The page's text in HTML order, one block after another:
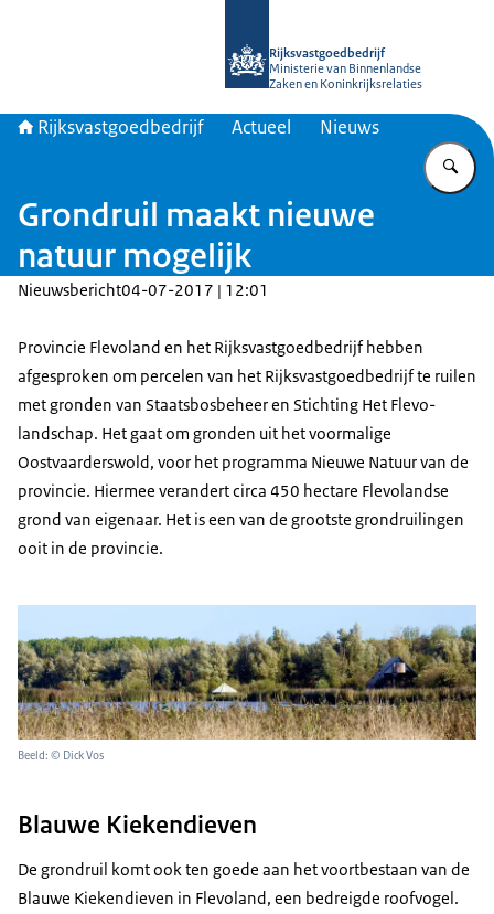
Rijksvastgoedbedrijf
Ministerie van Binnenlandse
Zaken en Koninkrijksrelaties
Rijksvastgoedbedrijf Actueel Nieuws
Grondruil maakt nieuwe
natuur mogelijk
Nieuwsbericht04-07-2017 | 12:01
Provincie Flevoland en het Rijksvastgoedbedrijf hebben
afgesproken om percelen van het Rijksvastgoedbedrijf te ruilen
met gronden van Staatsbosbeheer en Stichting Het Flevo-
landschap. Het gaat om gronden uit het voormalige
Oostvaarderswold, voor het programma Nieuwe Natuur van de
provincie. Hiermee verandert circa 450 hectare Flevolandse
grond van eigenaar. Het is een van de grootste grondruilingen
ooit in de provincie.
Beeld: © Dick Vos
Blauwe Kiekendieven
De grondruil komt ook ten goede aan het voortbestaan van de
Blauwe Kiekendieven in Flevoland, een bedreigde roofvogel.